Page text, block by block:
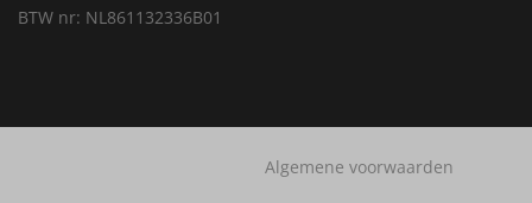
BTW nr: NL861132336B01
Algemene voorwaarden